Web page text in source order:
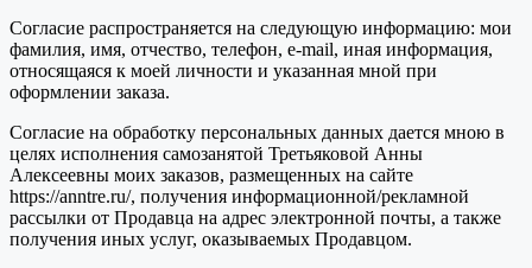
Согласие распространяется на следующую информацию: мои
фамилия, имя, отчество, телефон, e-mail, иная информация,
относящаяся к моей личности и указанная мной при
оформлении заказа.
Согласие на обработку персональных данных дается мною в
целях исполнения самозанятой Третьяковой Анны
Алексеевны моих заказов, размещенных на сайте
https://anntre.ru/, получения информационной/рекламной
рассылки от Продавца на адрес электронной почты, а также
получения иных услуг, оказываемых Продавцом.